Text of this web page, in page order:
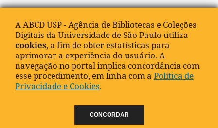
Previsível mas problemático: o papel dos EUA na Lava
A ABCD USP - Agência de Bibliotecas e Coleções
Digitais da Universidade de São Paulo utiliza
cookies, a fim de obter estatísticas para
aprimorar a experiência do usuário. A
navegação no portal implica concordância com
esse procedimento, em linha com a Política de
Privacidade e Cookies.
CONCORDAR